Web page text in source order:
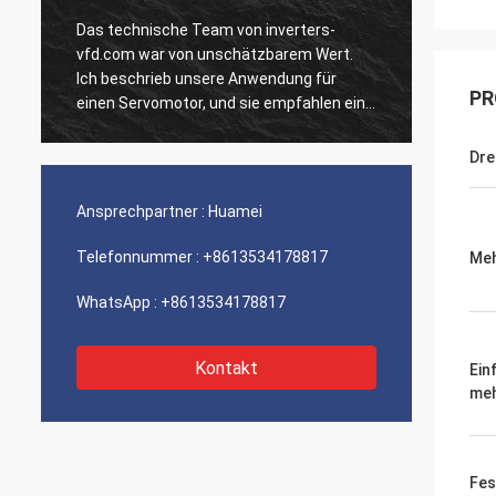
Das technische Team von inverters-
vfd.com war von unschätzbarem Wert.
Ich beschrieb unsere Anwendung für
einen Servomotor, und sie empfahlen ein
Modell mit überlegenem dynamischen
Beratung und ein Hochleistungsprodukt!
Ansprechpartner : Huamei
Telefonnummer : +8613534178817
WhatsApp : +8613534178817
Kontakt